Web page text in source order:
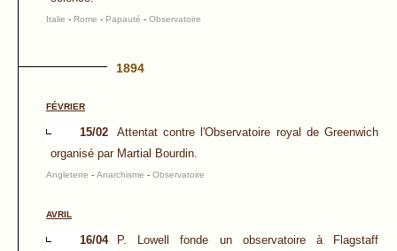
Italie - Rome - Papauté - Observatoire
1894
FÉVRIER
15/02
Attentat contre l'Observatoire royal de Greenwich
organisé par Martial Bourdin.
Angleterre - Anarchisme - Observatoire
AVRIL
16/04 P. Lowell fonde un observatoire à Flagstaff